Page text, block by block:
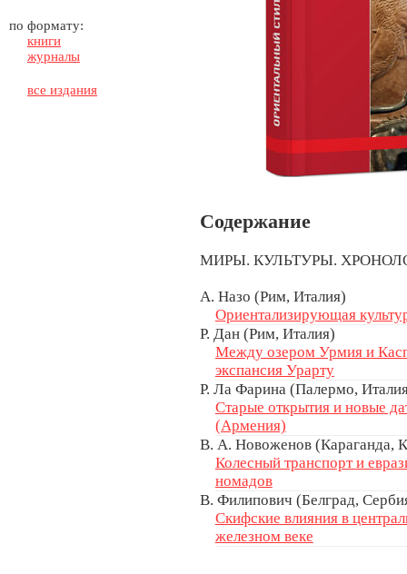
по формату:
книги
журналы
все издания
Содержание
МИРЫ. КУЛЬТУРЫ.
А. Назо (Рим, Италия)
Ориентализирующая
Р. Дан (Рим, Италия)
Между озером Урмия и
экспансия Урарту
Р. Ла Фарина (Палермо,
Старые открытия и новые
(Армения)
В. А. Новоженов (Караганда,
Колесный транспорт и
номадов
В. Филипович (Белград,
Скифские влияния в
железном веке